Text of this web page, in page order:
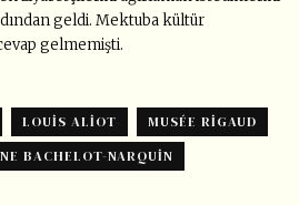
geldi. Mektuba kültür
gelmemişti.
LOUIS ALIOT
MUSÉE RIGAUD
BACHELOT-NARQUIN